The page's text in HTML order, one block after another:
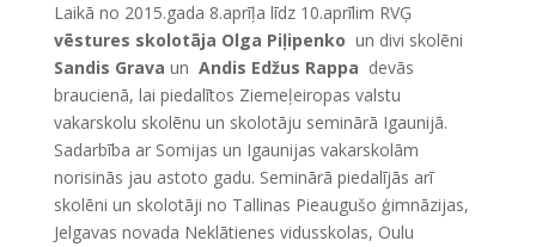
Laikā no 2015.gada 8.aprīļa līdz 10.aprīlim RVĢ
vēstures skolotāja Olga Piļipenko un divi skolēni
Sandis Grava un Andis Edžus Rappa devās
braucienā, lai piedalītos Ziemeļeiropas valstu
vakarskolu skolēnu un skolotāju seminārā Igaunijā.
Sadarbība ar Somijas un Igaunijas vakarskolām
norisinās jau astoto gadu. Seminārā piedalījās arī
skolēni un skolotāji no Tallinas Pieaugušo ģimnāzijas,
Jelgavas novada Neklātienes vidusskolas, Oulu